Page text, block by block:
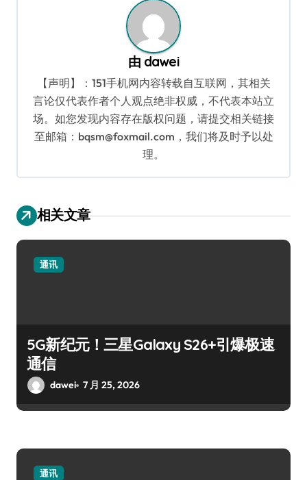
由 dawei
【声明】：151手机网内容转载自互联网，其相关
言论仅代表作者个人观点绝非权威，不代表本站立
场。如您发现内容存在版权问题，请提交相关链接
至邮箱：bqsm@foxmail.com，我们将及时予以处
理。
相关文章
通讯
5G新纪元！三星Galaxy S26+引爆极速
通信
dawei 7 月 25, 2026
通讯